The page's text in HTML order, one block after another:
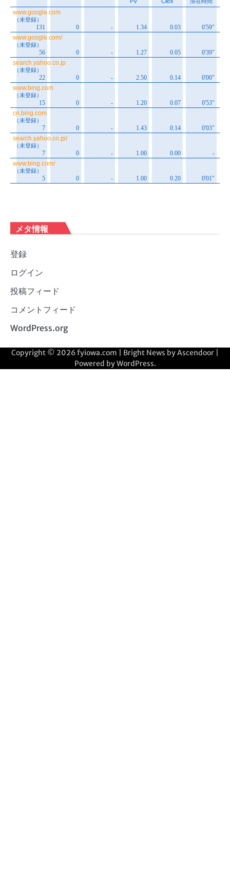
メタ情報
登録
ログイン
投稿フィード
コメントフィード
WordPress.org
Copyright © 2026fyiowa.com | Bright News byAscendoor
Powered byWordPress.